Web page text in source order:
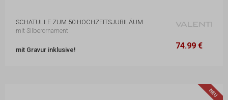
SCHATULLE ZUM 50 HOCHZEITSJUBILÄUM
mit Silberornament
mit Gravur inklusive! 74.99 €
74.99 €